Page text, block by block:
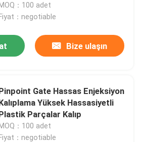
MOQ：100 adet
Fiyat：negotiable
Bize ulaşın
Gate Hassas Enjeksiyon
Yüksek Hassasiyetli
Parçalar Kalıp
：100 adet
：negotiable